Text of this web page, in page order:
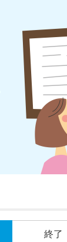
終了